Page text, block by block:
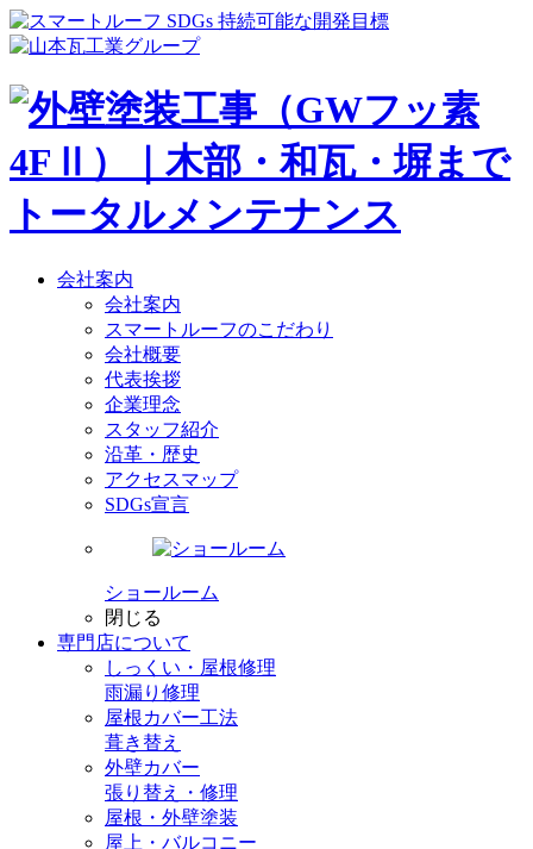
会社案内
会社案内
スマートルーフのこだわり
会社概要
代表挨拶
企業理念
スタッフ紹介
沿革・歴史
アクセスマップ
SDGs宣言
ショールーム
閉じる
専門店について
しっくい・屋根修理
雨漏り修理
屋根カバー工法
葺き替え
外壁カバー
張り替え・修理
屋根・外壁塗装
屋上・バルコニー